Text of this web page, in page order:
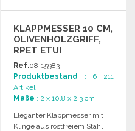
KLAPPMESSER 10 CM,
OLIVENHOLZGRIFF,
RPET ETUI
Ref.08-15983
Produktbestand : 6 211
Artikel
Maße : 2 x 10.8 x 2.3 cm
Eleganter Klappmesser mit
Klinge aus rostfreiem Stahl